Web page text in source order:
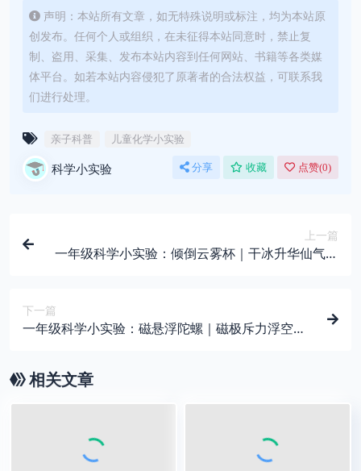
声明：本站所有文章，如无特殊说明或标注，均为本站原
创发布。任何个人或组织，在未征得本站同意时，禁止复
制、盗用、采集、发布本站内容到任何网站、书籍等各类媒
体平台。如若本站内容侵犯了原著者的合法权益，可联系我
们进行处理。
亲子科普 儿童化学小实验
科学小实验 分享 收藏 点赞(0)
上一篇
一年级科学小实验：倾倒云雾杯｜干冰升华仙气魔
下一篇
一年级科学小实验：磁悬浮陀螺｜磁极斥力浮空魔
相关文章